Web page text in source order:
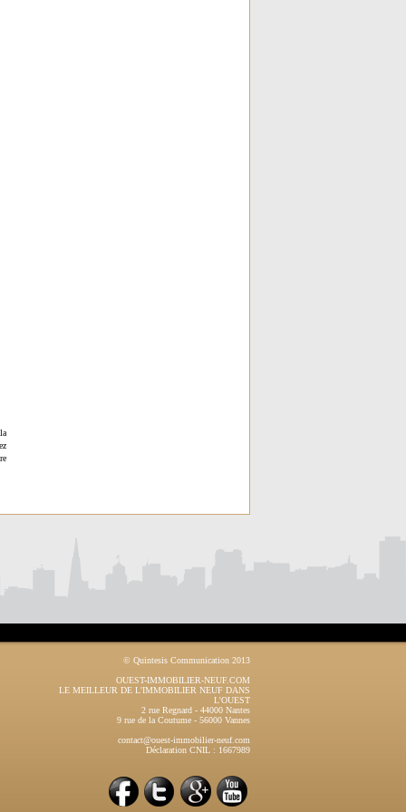
© Quintesis Communication 2013
OUEST-IMMOBILIER-NEUF.COM
LE MEILLEUR DE L'IMMOBILIER NEUF DANS
L'OUEST
2 rue Regnard - 44000 Nantes
9 rue de la Coutume - 56000 Vannes
contact@ouest-immobilier-neuf.com
Déclaration CNIL : 1667989